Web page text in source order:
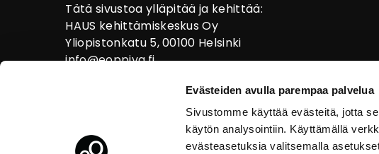
Evästeiden avulla parempaa palvelua
Sivustomme käyttää evästeitä, jotta
käytön analysointiin. Käyttämällä
evästeasetuksia valitsemalla
Tätä sivustoa ylläpitää ja kehittää:
HAUS kehittämiskeskus Oy
Yliopistonkatu 5, 00100 Helsinki
info@eoppiva.fi